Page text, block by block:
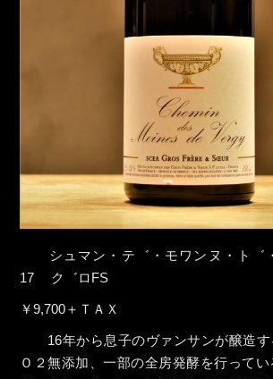
シュマン・テ゛・モワンヌ・ト゛
17 ク゛ロFS
￥9,700＋ＴＡＸ
16年から息子のヴァンサンが醸造す
Ｏ２無添加、一部の全房発酵を行って